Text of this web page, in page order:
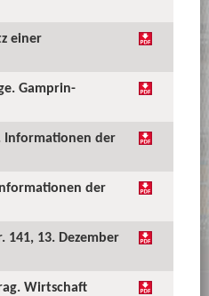
einer
Gamprin-
Informationen der
der
13. Dezember
Wirtschaft